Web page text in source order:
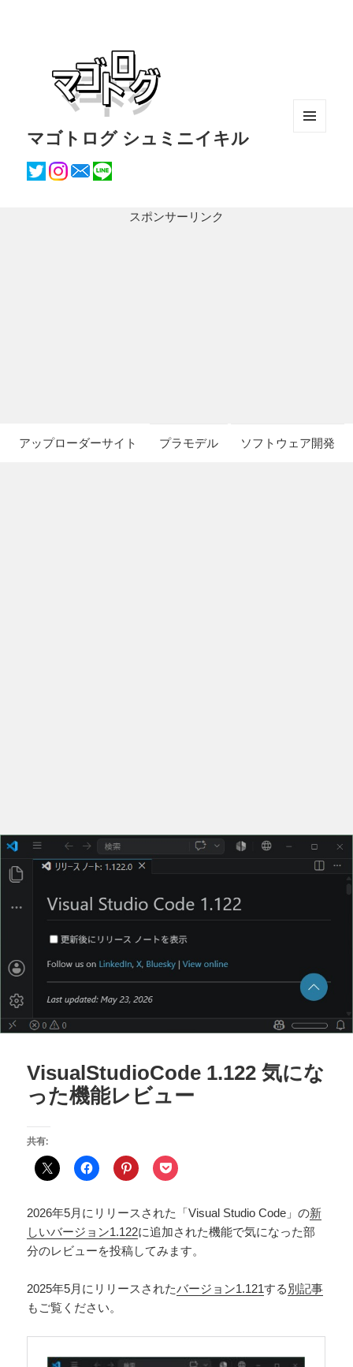
マゴトログ シュミニイキル
スポンサーリンク
アップローダーサイト プラモデル ソフトウェア開発
VisualStudioCode 1.122 気にな
った機能レビュー
共有:
2026年5月にリリースされた「Visual Studio Code」の新
しいバージョン1.122に追加された機能で気になった部
分のレビューを投稿してみます。
2025年5月にリリースされたバージョン1.121する別記事
もご覧ください。